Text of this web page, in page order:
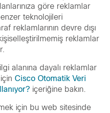
göre reklamlar
teknolojileri
reklamlarının devre dışı
reklamlar
alanına dayalı reklamlar
Cisco Otomatik Veri
içeriğine bakın.
için bu web sitesinde